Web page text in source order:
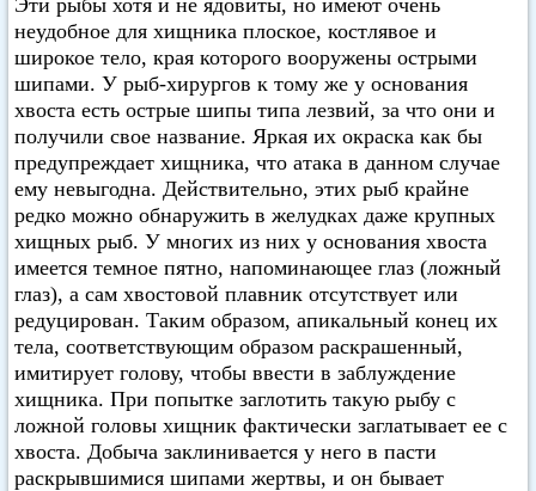
Эти рыбы хотя и не ядовиты, но имеют очень
неудобное для хищника плоское, костлявое и
широкое тело, края которого вооружены острыми
шипами. У рыб-хирургов к тому же у основания
хвоста есть острые шипы типа лезвий, за что они и
получили свое название. Яркая их окраска как бы
предупреждает хищника, что атака в данном случае
ему невыгодна. Действительно, этих рыб крайне
редко можно обнаружить в желудках даже крупных
хищных рыб. У многих из них у основания хвоста
имеется темное пятно, напоминающее глаз (ложный
глаз), а сам хвостовой плавник отсутствует или
редуцирован. Таким образом, апикальный конец их
тела, соответствующим образом раскрашенный,
имитирует голову, чтобы ввести в заблуждение
хищника. При попытке заглотить такую рыбу с
ложной головы хищник фактически заглатывает ее с
хвоста. Добыча заклинивается у него в пасти
раскрывшимися шипами жертвы, и он бывает